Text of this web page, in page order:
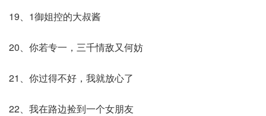
19、1御姐控的大叔酱
20、你若专一，三千情敌又何妨
21、你过得不好，我就放心了
22、我在路边捡到一个女朋友